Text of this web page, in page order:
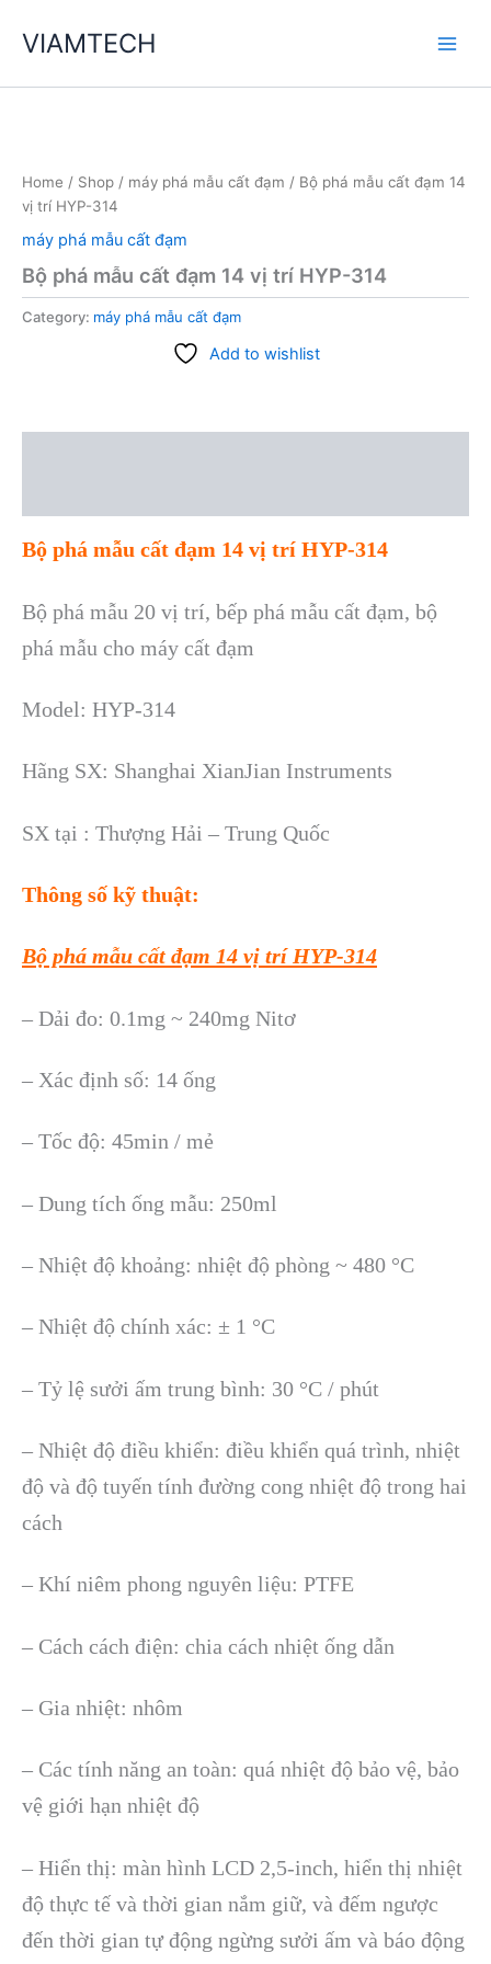
VIAMTECH
Home / Shop / máy phá mẫu cất đạm / Bộ phá mẫu cất đạm 14
vị trí HYP-314
máy phá mẫu cất đạm
Bộ phá mẫu cất đạm 14 vị trí HYP-314
Category: máy phá mẫu cất đạm
Add to wishlist
Bộ phá mẫu cất đạm 14 vị trí HYP-314
Bộ phá mẫu 20 vị trí, bếp phá mẫu cất đạm, bộ
phá mẫu cho máy cất đạm
Model: HYP-314
Hãng SX: Shanghai XianJian Instruments
SX tại : Thượng Hải – Trung Quốc
Thông số kỹ thuật:
Bộ phá mẫu cất đạm 14 vị trí HYP-314
– Dải đo: 0.1mg ~ 240mg Nitơ
– Xác định số: 14 ống
– Tốc độ: 45min / mẻ
– Dung tích ống mẫu: 250ml
– Nhiệt độ khoảng: nhiệt độ phòng ~ 480 °C
– Nhiệt độ chính xác: ± 1 °C
– Tỷ lệ sưởi ấm trung bình: 30 °C / phút
– Nhiệt độ điều khiển: điều khiển quá trình, nhiệt
độ và độ tuyến tính đường cong nhiệt độ trong hai
cách
– Khí niêm phong nguyên liệu: PTFE
– Cách cách điện: chia cách nhiệt ống dẫn
– Gia nhiệt: nhôm
– Các tính năng an toàn: quá nhiệt độ bảo vệ, bảo
vệ giới hạn nhiệt độ
– Hiển thị: màn hình LCD 2,5-inch, hiển thị nhiệt
độ thực tế và thời gian nắm giữ, và đếm ngược
đến thời gian tự động ngừng sưởi ấm và báo động